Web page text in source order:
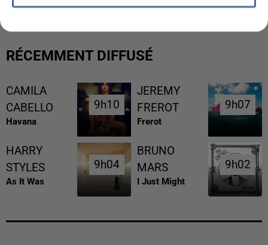
RÉCEMMENT DIFFUSÉ
CAMILA
CABELLO
Havana
9h10
9h10
JEREMY
FREROT
Frerot
9h07
9h07
HARRY
STYLES
As It Was
9h04
9h04
BRUNO
MARS
I Just Might
9h02
9h02